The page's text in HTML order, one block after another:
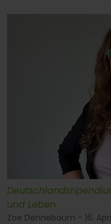
und Leben
Zoe Dennebaum - 16.